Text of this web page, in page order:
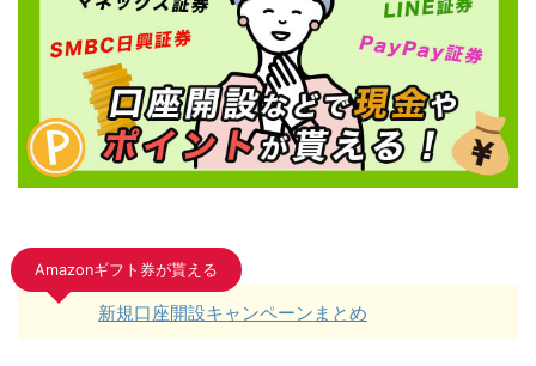
Amazonギフト券が貰える
新規口座開設キャンペーンまとめ